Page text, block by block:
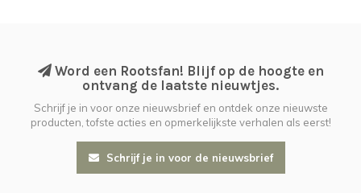
Word een Rootsfan! Blijf op de hoogte en
ontvang de laatste nieuwtjes.
Schrijf je in voor onze nieuwsbrief en ontdek onze nieuwste
producten, tofste acties en opmerkelijkste verhalen als eerst!
Schrijf je in voor de nieuwsbrief